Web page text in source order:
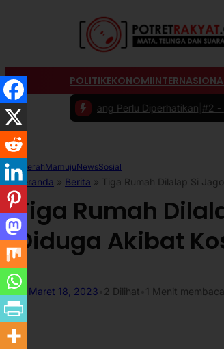
POLITIKEKONOMI
yang Perlu Diperhatikan|#2 -Panduan
DaerahMamujuNewsSosial
Beranda » Berita » Tiga Rumah Dilalap Si
Tiga Rumah
Diduga Akibat
Maret 18, 2023 2 Dilihat 1 Menit membaca